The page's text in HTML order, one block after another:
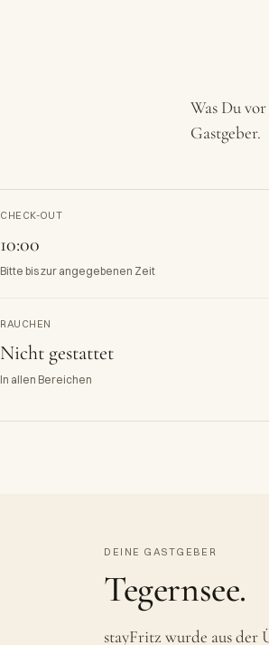
Was Du
Gastgeber.
CHECK-OUT
10:00
Bitte bis zur angegebenen Zeit
RAUCHEN
Nicht gestattet
In allen Bereichen
DEINE GASTGEBER
Tegernsee.
stayFritz wurde aus der